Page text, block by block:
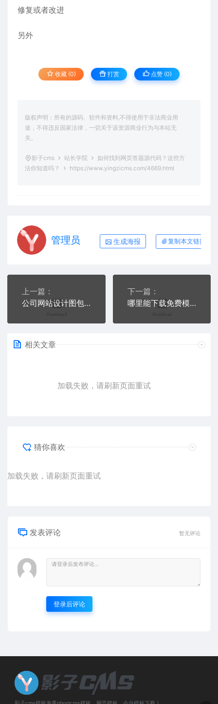
修复或者改进
另外
收藏 (0) 打赏 点赞 (0)
版权声明：所有的源码、软件和资料,不得使用于非法商业用
途，不得违反国家法律，一切关于该资源商业行为与本站无
关。
影子cms 站长学院
如何找到网页答题源代码？这些方
法你知道吗？
https://www.yingzicms.com/4669.html
管理员 生成海报 复制本文链接
上一篇：
公司网站设计图包含啥？首页布局、栏目设计、视觉效果都要重视
下一篇：
哪里能下载免费模板？官方版安全吗？模板使用权限咋定？
相关文章
加载失败，请刷新页面重试
猜你喜欢
加载失败，请刷新页面重试
发表评论 暂无评论
登录后评论